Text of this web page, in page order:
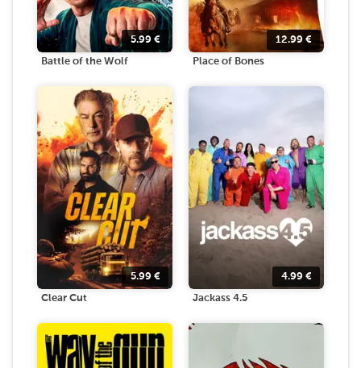
5.99 €
Battle of the Wolf
12.99 €
Place of Bones
5.99 €
Clear Cut
4.99 €
Jackass 4.5